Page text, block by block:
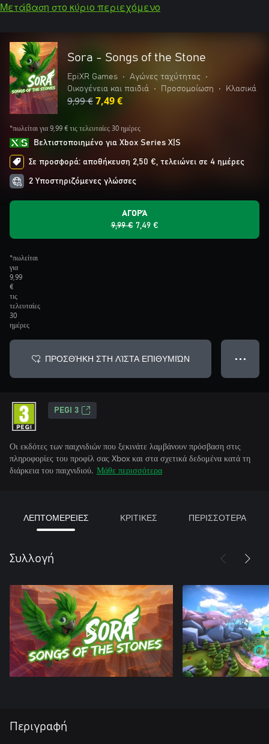
Μετάβαση στο κύριο περιεχόμενο
Sora - Songs of the Stone
EpiXR Games • Αγώνες ταχύτητας
•
Οικογένεια και παιδιά
• Προσομοίωση • Κλασικά
9,99 €7,49 €
*πωλείται για 9,99 € τις τελευταίες 30 ημέρες
Βελτιστοποιημένο για Xbox Series X|S
Σε προσφορά: αποθήκευση 2,50 €, τελειώνει σε 4 ημέρες
2 Υποστηριζόμενες γλώσσες
ΑΓΟΡΆ
9,99 € 7,49 €
*πωλείται
για
9,99
€
τις
τελευταίες
30
ημέρες
ΠΡΟΣΘΉΚΗ ΣΤΗ ΛΊΣΤΑ ΕΠΙΘΥΜΙΏΝ ● ● ●
PEGI 3
Οι εκδότες των παιχνιδιών που ξεκινάτε λαμβάνουν πρόσβαση στις
πληροφορίες του προφίλ σας Xbox και στα σχετικά δεδομένα κατά τη
διάρκεια του παιχνιδιού. Μάθε περισσότερα
ΛΕΠΤΟΜΕΡΕΙΕΣ ΚΡΙΤΙΚΕΣ ΠΕΡΙΣΣΟΤΕΡΑ
Συλλογή
Περιγραφή